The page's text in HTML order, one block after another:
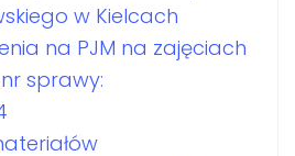
w Kielcach
na PJM na zajęciach
sprawy: